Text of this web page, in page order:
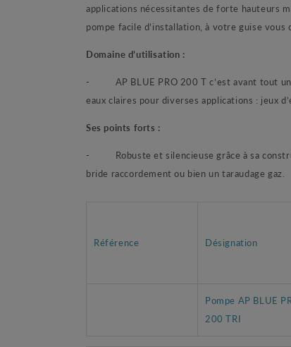
applications nécessitantes de forte hauteurs
pompe facile d’installation, à votre guise
Domaine d’utilisation :
-
AP BLUE PRO 200 T c’est avant tout
eaux claires pour diverses applications : jeux
Ses points forts :
-
Robuste et silencieuse grâce à sa
bride raccordement ou bien un taraudage gaz.
Référence Désignation
Pompe AP BLUE
200 TRI